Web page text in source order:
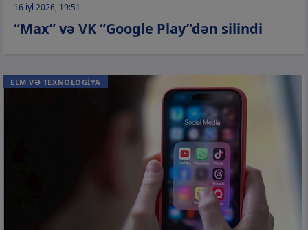
16 iyl 2026, 19:51
“Max” və VK “Google Play”dən silindi
ELM VƏ TEXNOLOGİYA